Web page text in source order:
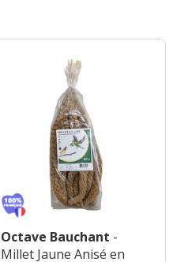
Octave Bauchant -
Millet Jaune Anisé en